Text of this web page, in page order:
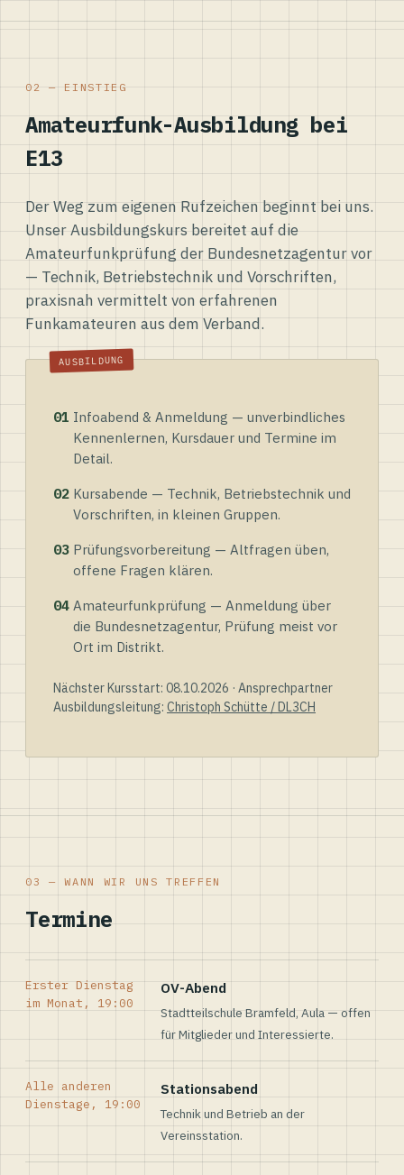
02 — EINSTIEG
Amateurfunk-Ausbildung bei
E13
Der Weg zum eigenen Rufzeichen beginnt bei uns.
Unser Ausbildungskurs bereitet auf die
Amateurfunkprüfung der Bundesnetzagentur vor
— Technik, Betriebstechnik und Vorschriften,
praxisnah vermittelt von erfahrenen
Funkamateuren aus dem Verband.
01 Infoabend & Anmeldung — unverbindliches
Kennenlernen, Kursdauer und Termine im
Detail.
02 Kursabende — Technik, Betriebstechnik und
Vorschriften, in kleinen Gruppen.
03 Prüfungsvorbereitung — Altfragen üben,
offene Fragen klären.
04 Amateurfunkprüfung — Anmeldung über
die Bundesnetzagentur, Prüfung meist vor
Ort im Distrikt.
Nächster Kursstart: 08.10.2026 · Ansprechpartner
Ausbildungsleitung: Christoph Schütte / DL3CH
03 — WANN WIR UNS TREFFEN
Termine
Erster Dienstag
im Monat, 19:00
OV-Abend
Stadtteilschule Bramfeld, Aula — offen
für Mitglieder und Interessierte.
Alle anderen
Dienstage, 19:00
Stationsabend
Technik und Betrieb an der
Vereinsstation.